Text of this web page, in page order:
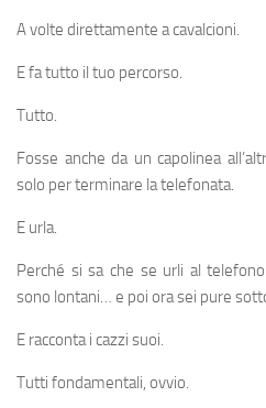
A volte direttamente a cavalcioni.
E fa tutto il tuo percorso.
Tutto.
Fosse anche da un capolinea
solo per terminare la telefonata.
E urla.
Perché si sa che se urli al
sono lontani… e poi ora sei pure
E racconta i cazzi suoi.
Tutti fondamentali, ovvio.